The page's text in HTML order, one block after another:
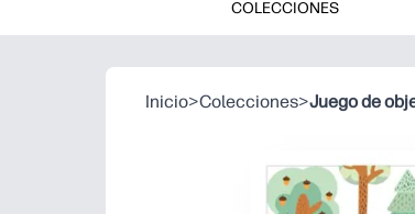
COLECCIONES
Inicio>Colecciones>Juego de